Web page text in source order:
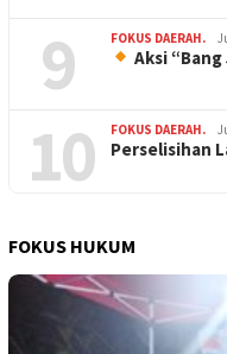
9 FOKUS DAERAH.
Aksi
10 FOKUS DAERAH.
Perselisihan
FOKUS HUKUM